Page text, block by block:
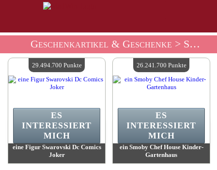
Geschenkartikel & Geschenke > Souvenirladen Spielzeug Und Figuren
eine Figur Swarovski Dc Comics
Joker
ES
INTERESSIERT
MICH
29.494.700 Punkte
ein Smoby Chef House Kinder-
Gartenhaus
ES
INTERESSIERT
MICH
26.241.700 Punkte